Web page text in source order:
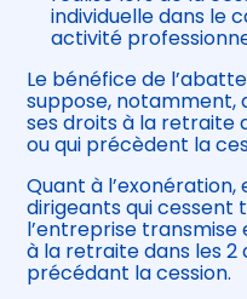
individuelle dans le
activité
Le bénéfice de
suppose, notamment,
ses droits à la retraite
ou qui précèdent la
Quant à l’exonération,
dirigeants qui cessent
l’entreprise
à la retraite dans les 2
précédant la cession.